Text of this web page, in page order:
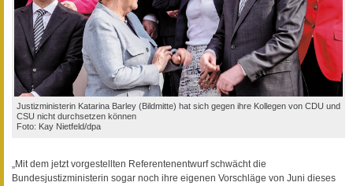
Justizministerin Katarina Barley (Bildmitte) hat sich gegen ihre Kollegen von CDU und
CSU nicht durchsetzen können
Foto: Kay Nietfeld/dpa
„Mit dem jetzt vorgestellten Referentenentwurf schwächt die
Bundesjustizministerin sogar noch ihre eigenen Vorschläge von Juni dieses